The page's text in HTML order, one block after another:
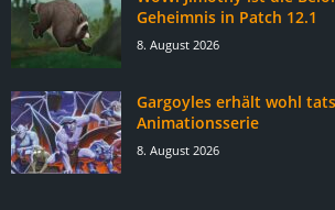
Geheimnis in Patch 12.1
8. August 2026
Gargoyles erhält wohl
Animationsserie
8. August 2026